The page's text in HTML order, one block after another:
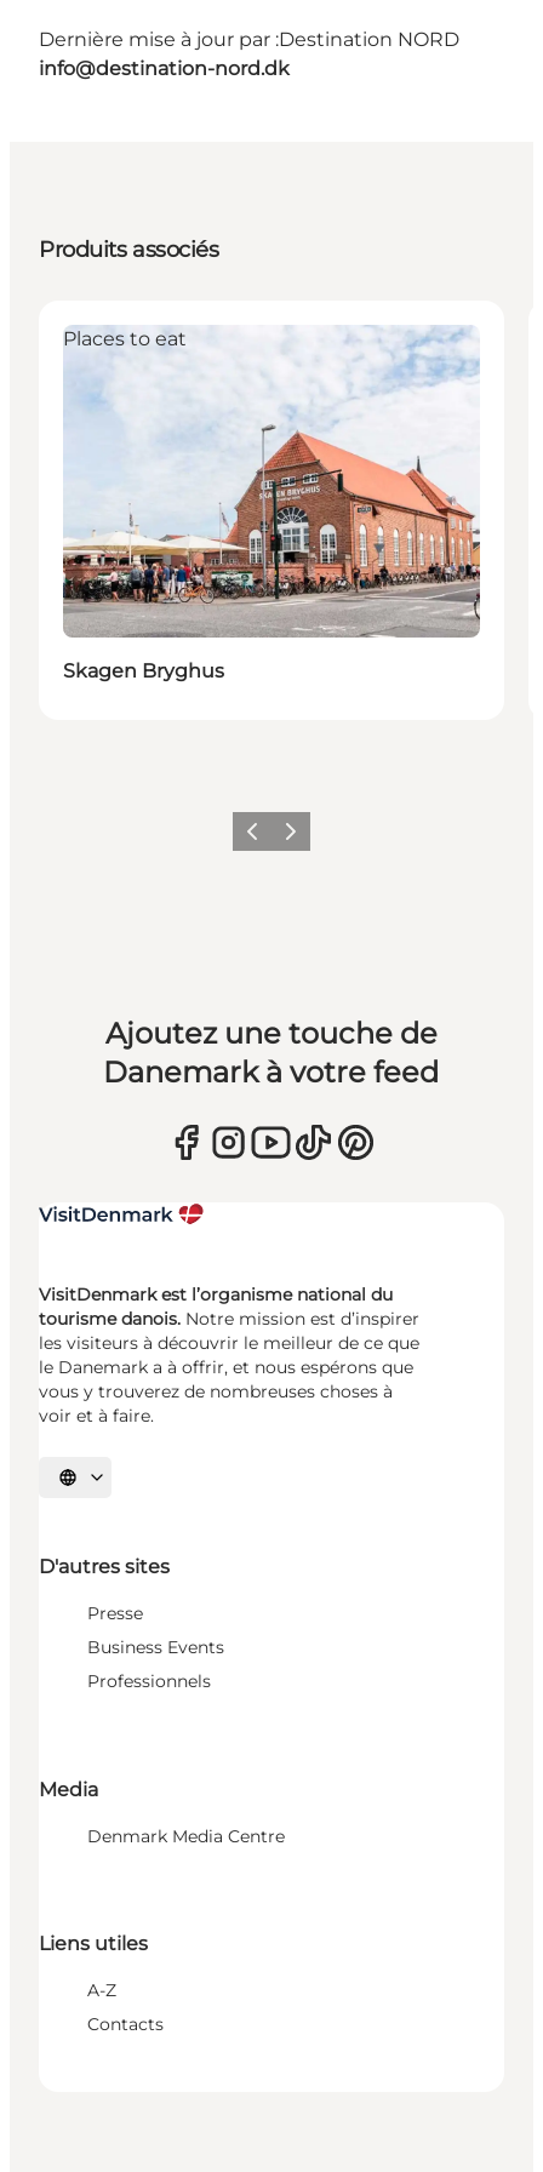
Dernière mise à jour par :Destination NORD
info@destination-nord.dk
Produits associés
Places to eat
Skagen Bryghus
PrécédentSuivant
Ajoutez une touche de
Danemark à votre feed
VisitDenmark est l’organisme national du
tourisme danois. Notre mission est d’inspirer
les visiteurs à découvrir le meilleur de ce que
le Danemark a à offrir, et nous espérons que
vous y trouverez de nombreuses choses à
voir et à faire.
Choisissez la langue
D'autres sites
Presse
Business Events
Professionnels
Media
Denmark Media Centre
Liens utiles
A-Z
Contacts